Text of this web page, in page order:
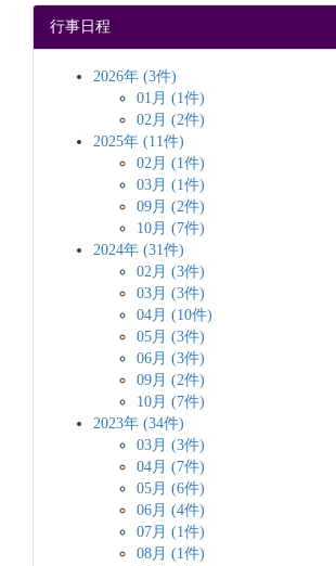
行事日程
2026年 (3件)
01月 (1件)
02月 (2件)
2025年 (11件)
02月 (1件)
03月 (1件)
09月 (2件)
10月 (7件)
2024年 (31件)
02月 (3件)
03月 (3件)
04月 (10件)
05月 (3件)
06月 (3件)
09月 (2件)
10月 (7件)
2023年 (34件)
03月 (3件)
04月 (7件)
05月 (6件)
06月 (4件)
07月 (1件)
08月 (1件)